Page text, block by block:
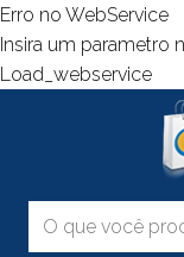
Erro no WebService
Insira um parametro
Load_webservice